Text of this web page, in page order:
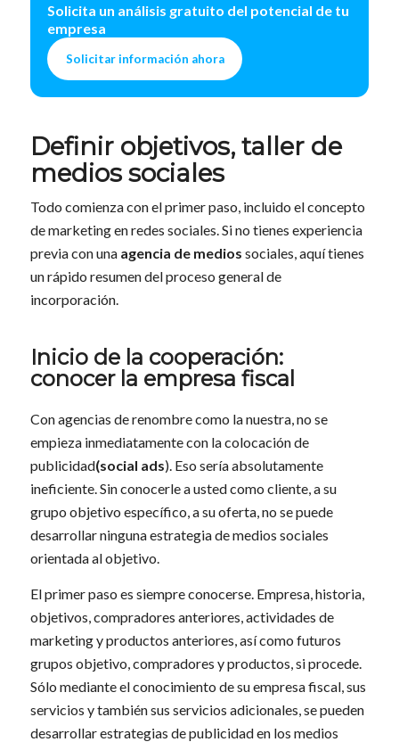
Solicita un análisis gratuito del potencial de tu
empresa
Solicitar información ahora
Definir objetivos, taller de
medios sociales
Todo comienza con el primer paso, incluido el concepto
de marketing en redes sociales. Si no tienes experiencia
previa con una agencia de medios sociales, aquí tienes
un rápido resumen del proceso general de
incorporación.
Inicio de la cooperación:
conocer la empresa fiscal
Con agencias de renombre como la nuestra, no se
empieza inmediatamente con la colocación de
publicidad(social ads). Eso sería absolutamente
ineficiente. Sin conocerle a usted como cliente, a su
grupo objetivo específico, a su oferta, no se puede
desarrollar ninguna estrategia de medios sociales
orientada al objetivo.
El primer paso es siempre conocerse. Empresa, historia,
objetivos, compradores anteriores, actividades de
marketing y productos anteriores, así como futuros
grupos objetivo, compradores y productos, si procede.
Sólo mediante el conocimiento de su empresa fiscal, sus
servicios y también sus servicios adicionales, se pueden
desarrollar estrategias de publicidad en los medios